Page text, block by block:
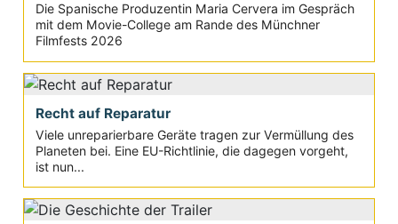
Die Spanische Produzentin Maria Cervera im Gespräch
mit dem Movie-College am Rande des Münchner
Filmfests 2026
Recht auf Reparatur
Viele unreparierbare Geräte tragen zur Vermüllung des
Planeten bei. Eine EU-Richtlinie, die dagegen vorgeht,
ist nun...